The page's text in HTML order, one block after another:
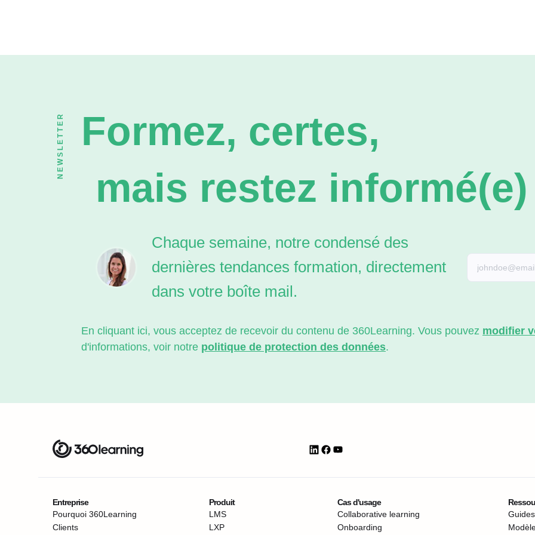
NEWSLETTER Formez, certes,
mais restez informé(e)
Chaque semaine, notre condensé des
dernières tendances formation, directement
dans votre boîte mail.
En cliquant ici, vous acceptez de recevoir du contenu de 360Learning. Vous pouvez modifier
d'informations, voir notre politique de protection des données.
Entreprise
Pourquoi 360Learning
Clients
Produit
LMS
LXP
Cas d'usage
Collaborative learning
Onboarding